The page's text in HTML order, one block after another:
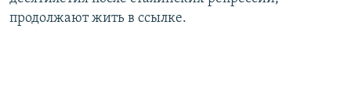
продолжают жить в ссылке.